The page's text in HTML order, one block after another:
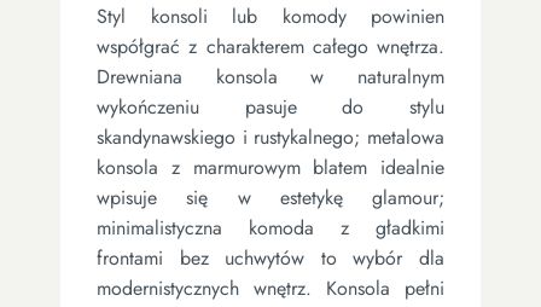
Styl konsoli lub komody powinien
współgrać z charakterem całego wnętrza.
Drewniana konsola w naturalnym
wykończeniu pasuje do stylu
skandynawskiego i rustykalnego; metalowa
konsola z marmurowym blatem idealnie
wpisuje się w estetykę glamour;
minimalistyczna komoda z gładkimi
frontami bez uchwytów to wybór dla
modernistycznych wnętrz. Konsola pełni